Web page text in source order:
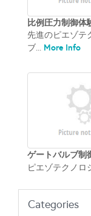
比例圧力制御体
先進のピエゾテ
ブ... More Info
ゲートバルブ制
ピエゾテクノロ
Categories